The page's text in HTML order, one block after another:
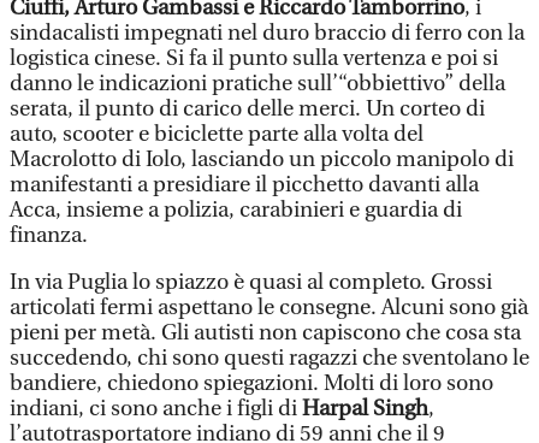
Ciuffi, Arturo Gambassi e Riccardo Tamborrino, i
sindacalisti impegnati nel duro braccio di ferro con la
logistica cinese. Si fa il punto sulla vertenza e poi si
danno le indicazioni pratiche sull’“obbiettivo” della
serata, il punto di carico delle merci. Un corteo di
auto, scooter e biciclette parte alla volta del
Macrolotto di Iolo, lasciando un piccolo manipolo di
manifestanti a presidiare il picchetto davanti alla
Acca, insieme a polizia, carabinieri e guardia di
finanza.
In via Puglia lo spiazzo è quasi al completo. Grossi
articolati fermi aspettano le consegne. Alcuni sono già
pieni per metà. Gli autisti non capiscono che cosa sta
succedendo, chi sono questi ragazzi che sventolano le
bandiere, chiedono spiegazioni. Molti di loro sono
indiani, ci sono anche i figli diHarpal Singh,
l’autotrasportatore indiano di 59 anni che il 9